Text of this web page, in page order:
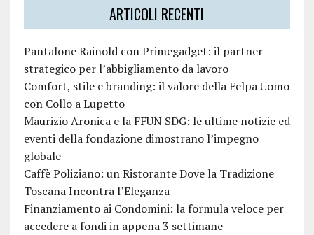
ARTICOLI RECENTI
Pantalone Rainold con Primegadget: il partner
strategico per l’abbigliamento da lavoro
Comfort, stile e branding: il valore della Felpa Uomo
con Collo a Lupetto
Maurizio Aronica e la FFUN SDG: le ultime notizie ed
eventi della fondazione dimostrano l’impegno
globale
Caffè Poliziano: un Ristorante Dove la Tradizione
Toscana Incontra l’Eleganza
Finanziamento ai Condomini: la formula veloce per
accedere a fondi in appena 3 settimane